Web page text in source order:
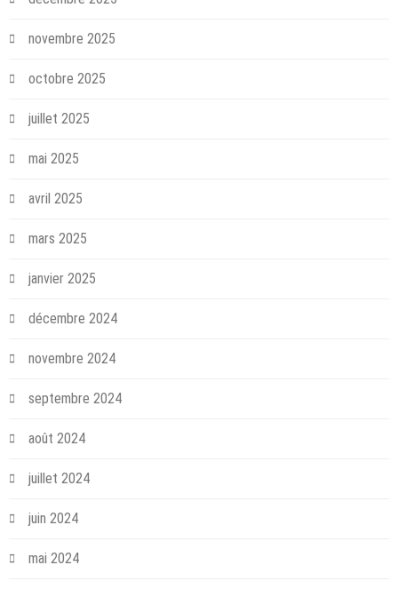
novembre 2025
octobre 2025
juillet 2025
mai 2025
avril 2025
mars 2025
janvier 2025
décembre 2024
novembre 2024
septembre 2024
août 2024
juillet 2024
juin 2024
mai 2024